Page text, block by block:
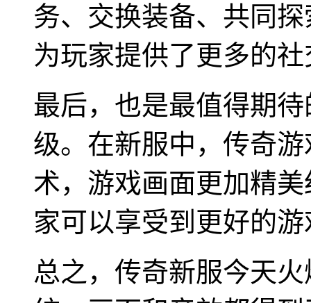
务、交换装备、共同
为玩家提供了更多的
最后，也是最值得期
级。在新服中，传奇
术，游戏画面更加精
家可以享受到更好的
总之，传奇新服今天